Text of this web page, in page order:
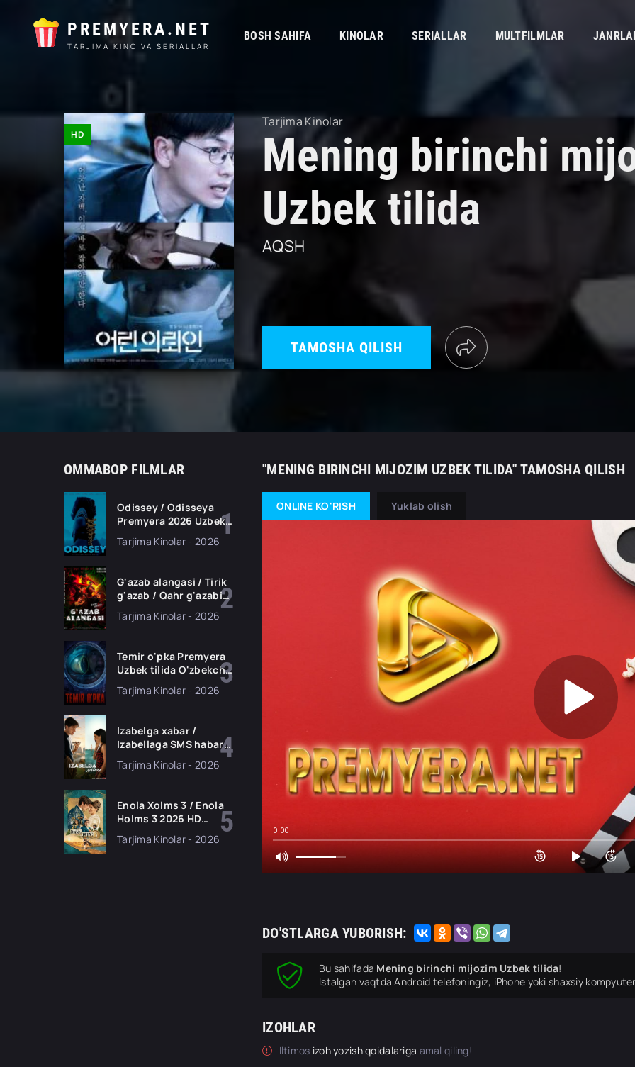
PREMYERA.NET
TARJIMA KINO VA SERIALLAR
BOSH SAHIFA KINOLAR SERIALLAR MULTFILMLAR
HD
Tarjima Kinolar
Mening birinchi
Uzbek tilida
AQSH
TAMOSHA QILISH
OMMABOP FILMLAR
Odissey / Odisseya
Premyera 2026 Uzbek
tarjima kino Full HD
Tarjima Kinolar - 2026
G'azab alangasi / Tirik
g'azab / Qahr g'azabi
filmi Uzbek tilida 2026
Tarjima Kinolar - 2026
Temir o'pka Premyera
Uzbek tilida O'zbekcha
2026 tarjima kino Full
HD tas-ix skachat
Tarjima Kinolar - 2026
Izabelga xabar /
Izabellaga SMS habar
Premyera 2026 Uzbek
tilida O'zbekcha
Tarjima Kinolar - 2026
Enola Xolms 3 / Enola
Holms 3 2026 HD
kino tas-ix skachat
Tarjima Kinolar - 2026
"MENING BIRINCHI MIJOZIM UZBEK TILIDA" TAMOSHA QILISH
ONLINE KO'RISH Yuklab olish
0:00
DO'STLARGA YUBORISH:
Bu sahifada Mening birinchi mijozim Uzbek tilida!
Istalgan vaqtda Android telefoningiz, iPhone yoki shaxsiy
IZOHLAR
Iltimos izoh yozish qoidalariga amal qiling!